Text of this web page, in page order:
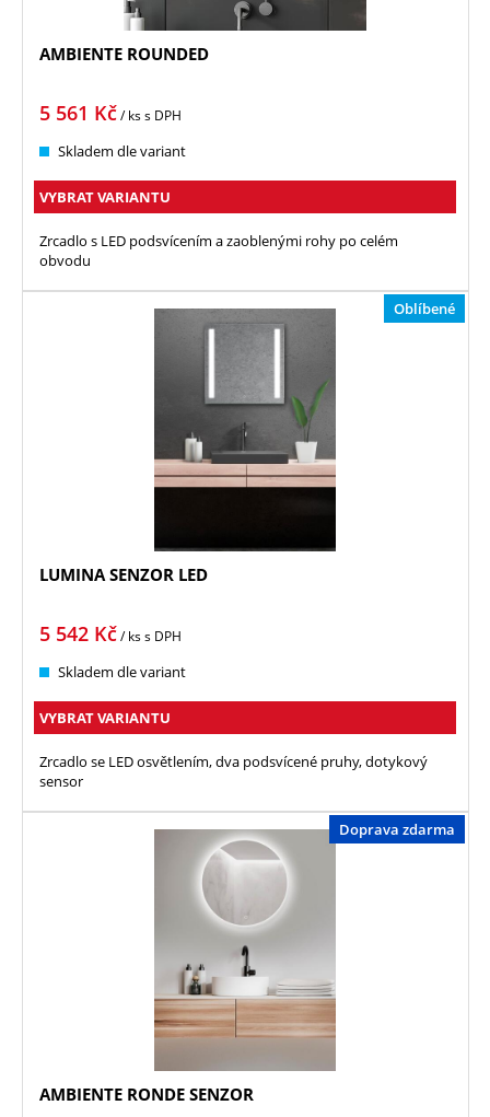
AMBIENTE ROUNDED
5 561 Kč/ kss DPH
Skladem dle variant
VYBRAT VARIANTU
Zrcadlo s LED podsvícením a zaoblenými rohy po celém
obvodu
Oblíbené
LUMINA SENZOR LED
5 542 Kč/ kss DPH
Skladem dle variant
VYBRAT VARIANTU
Zrcadlo se LED osvětlením, dva podsvícené pruhy, dotykový
sensor
Doprava zdarma
AMBIENTE RONDE SENZOR